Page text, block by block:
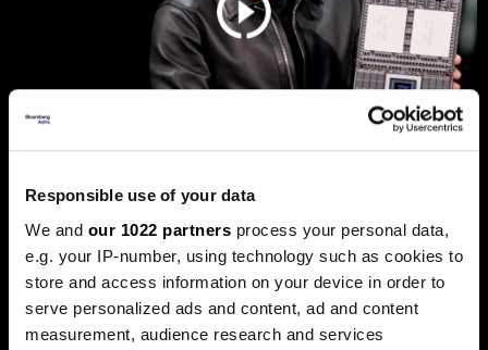
Responsible use of your data
We and our 1022 partners process your personal data,
e.g. your IP-number, using technology such as cookies to
store and access information on your device in order to
serve personalized ads and content, ad and content
measurement, audience research and services
ком балон, каде оди златото и
што планира Фед
Пазарите оваа недела беа обележани со големи
прашања. Технолошкиот гигант „Енвидија“ ја проби
границата на пазарна капитализација од пет билиони